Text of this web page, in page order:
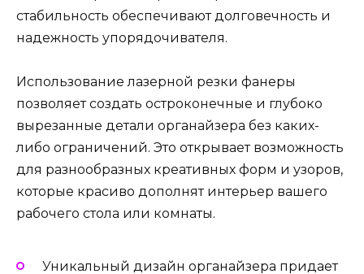
стабильность обеспечивают долговечность и
надежность упорядочивателя.
Использование лазерной резки фанеры
позволяет создать остроконечные и глубоко
вырезанные детали органайзера без каких-
либо ограничений. Это открывает возможность
для разнообразных креативных форм и узоров,
которые красиво дополнят интерьер вашего
рабочего стола или комнаты.
Уникальный дизайн органайзера придает